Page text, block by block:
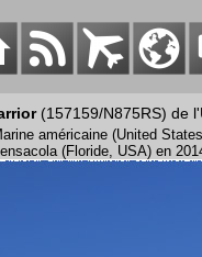
(157159/N875RS) de
américaine (United
(Floride, USA) en